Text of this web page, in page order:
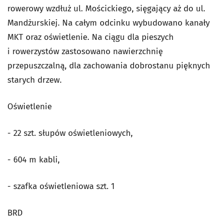
rowerowy wzdłuż ul. Mościckiego, sięgający aż do ul.
Mandżurskiej. Na całym odcinku wybudowano kanały
MKT oraz oświetlenie. Na ciągu dla pieszych
i rowerzystów zastosowano nawierzchnię
przepuszczalną, dla zachowania dobrostanu pięknych
starych drzew.
Oświetlenie
- 22 szt. słupów oświetleniowych,
- 604 m kabli,
- szafka oświetleniowa szt. 1
BRD